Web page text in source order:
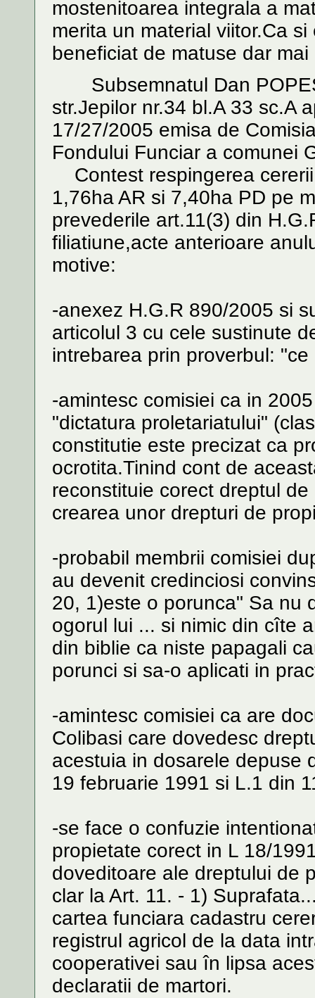
mostenitoarea integrala a
merita un material viitor.Ca
beneficiat de matuse dar
Subsemnatul Dan
str.Jepilor nr.34 bl.A 33 sc.A
17/27/2005 emisa de
Fondului Funciar a comunei
Contest respingerea
1,76ha AR si 7,40ha PD pe
prevederile art.11(3) din
filiatiune,acte anterioare
motive:
-anexez H.G.R 890/2005 si
articolul 3 cu cele sustinute
intrebarea prin proverbul:
-amintesc comisiei ca in
"dictatura proletariatului"
constitutie este precizat ca
ocrotita.Tinind cont de
reconstituie corect dreptul
crearea unor drepturi de
-probabil membrii comisiei
au devenit credinciosi
20, 1)este o porunca" Sa nu
ogorul lui ... si nimic din cîte
din biblie ca niste papagali
porunci si sa-o aplicati in
-amintesc comisiei ca are
Colibasi care dovedesc
acestuia in dosarele depuse
19 februarie 1991 si L.1 din
-se face o confuzie
propietate corect in L 18/
doveditoare ale dreptului de
clar la Art. 11. - 1)
cartea funciara cadastru
registrul agricol de la data
cooperativei sau în lipsa
declaratii de martori.